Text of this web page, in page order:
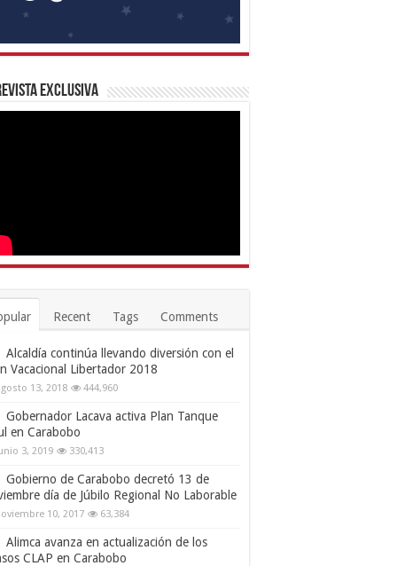
Exclusiva
Recent Tags Comments
Alcaldía continúa llevando diversión con el
Vacacional Libertador 2018
13, 2018 444,960
Gobernador Lacava activa Plan Tanque
en Carabobo
3, 2019 330,413
Gobierno de Carabobo decretó 13 de
día de Júbilo Regional No Laborable
10, 2017 63,384
Alimca avanza en actualización de los
CLAP en Carabobo